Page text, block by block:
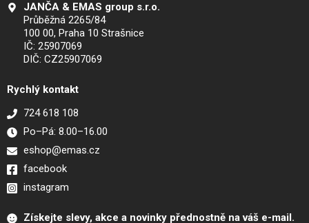
JANČA & EMAS group s.r.o.
Průběžná 2265/84
100 00, Praha 10 Strašnice
IČ: 25907069
DIČ: CZ25907069
Rychlý kontakt
724 618 108
Po–Pá: 8.00–16.00
eshop@emas.cz
facebook
instagram
Získejte slevy, akce a novinky přednostně na váš e-mail.